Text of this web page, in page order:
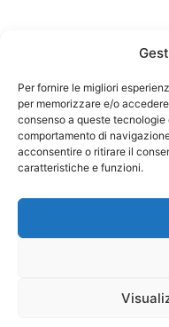
Per fornire le migliori
per memorizzare e/o
consenso a queste
comportamento di
acconsentire o ritirare il
caratteristiche e funzioni.
Federazione
codice
Responsabile
Privacy